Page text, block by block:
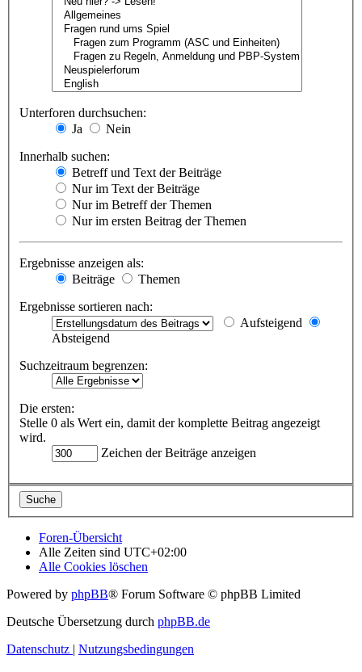
Unterforen durchsuchen:
Ja
Nein
Innerhalb suchen:
Betreff und Text der Beiträge
Nur im Text der Beiträge
Nur im Betreff der Themen
Nur im ersten Beitrag der Themen
Ergebnisse anzeigen als:
Beiträge
Themen
Ergebnisse sortieren nach:
Aufsteigend
Absteigend
Suchzeitraum begrenzen:
Die ersten:
Stelle 0 als Wert ein, damit der komplette Beitrag angezeigt
wird.
Zeichen der Beiträge anzeigen
Foren-Übersicht
Alle Zeiten sind UTC+02:00
Alle Cookies löschen
Powered by phpBB® Forum Software © phpBB Limited
Deutsche Übersetzung durch phpBB.de
Datenschutz | Nutzungsbedingungen